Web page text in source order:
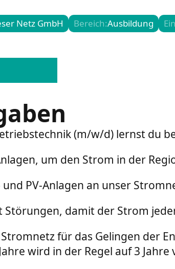
Netz GmbH Bereich:Ausbildung
(m/w/d) lernst du
um den Strom in der
PV-Anlagen an unser
Störungen, damit der Strom
für das Gelingen der
wird in der Regel auf 3